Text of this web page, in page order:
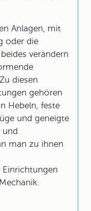
Anlagen, mit
oder die
verändern
diesen
gehören
Hebeln, feste
und geneigte
und
man zu ihnen